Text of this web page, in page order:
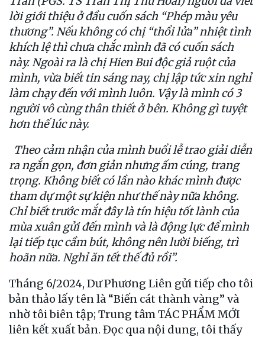
lời giới thiệu ở đầu cuốn sách “Phép màu yêu
thương”. Nếu không có chị “thổi lửa” nhiệt tình
khích lệ thì chưa chắc mình đã có cuốn sách
này. Ngoài ra là chị Hien Bui độc giả ruột của
mình, vừa biết tin sáng nay, chị lập tức xin nghỉ
làm chạy đến với mình luôn. Vậy là mình có 3
người vô cùng thân thiết ở bên. Không gì tuyệt
hơn thế lúc này.
Theo cảm nhận của mình buổi lễ trao giải diễn
ra ngắn gọn, đơn giản nhưng ấm cúng, trang
trọng. Không biết có lần nào khác mình được
tham dự một sự kiện như thế này nữa không.
Chỉ biết trước mắt đây là tín hiệu tốt lành của
mùa xuân gửi đến mình và là động lực để mình
lại tiếp tục cầm bút, không nên lười biếng, trì
hoãn nữa. Nghỉ ăn tết thế đủ rồi”.
Tháng 6/2024, Dư Phương Liên gửi tiếp cho tôi
bản thảo lấy tên là “Biến cát thành vàng” và
nhờ tôi biên tập; Trung tâm TÁC PHẨM MỚI
liên kết xuất bản. Đọc qua nội dung, tôi thấy